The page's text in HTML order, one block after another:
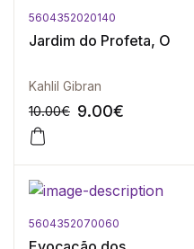
5604352020140
Jardim do Profeta, O
Kahlil Gibran
10.00€ 9.00€
5604352070060